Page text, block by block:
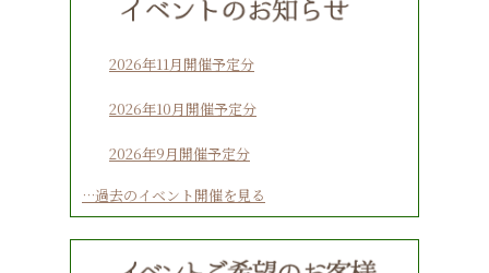
2026年11月開催予定分
2026年10月開催予定分
2026年9月開催予定分
…過去のイベント開催を見る